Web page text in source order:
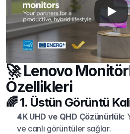
🚀 Lenovo
Özellikleri
🌈 1. Üstün Görüntü
4K UHD ve QHD Çözünürlük:
ve canlı görüntüler sağlar.